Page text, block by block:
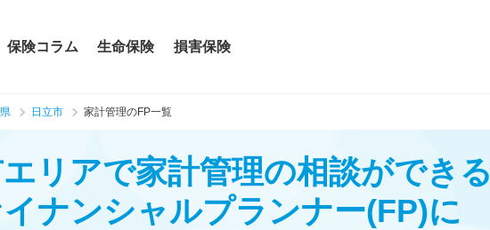
保険コラム 生命保険 損害保険
日立市 家計管理のFP一覧
リアで家計管理の相談ができる
ナンシャルプランナー(FP)に